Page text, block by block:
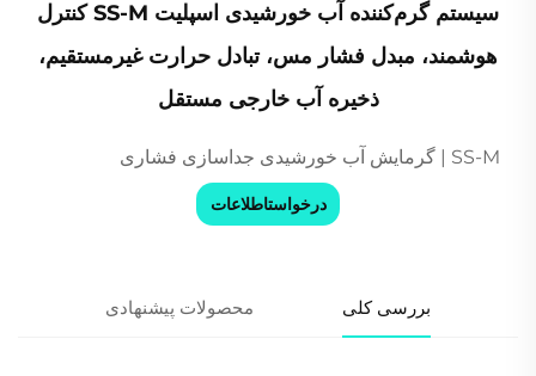
سیستم گرم‌کننده آب خورشیدی اسپلیت SS-M کنترل
هوشمند، مبدل فشار مس، تبادل حرارت غیرمستقیم،
ذخیره آب خارجی مستقل
SS-M | گرمایش آب خورشیدی جداسازی فشاری
درخواستاطلاعات
بررسی کلی محصولات پیشنهادی